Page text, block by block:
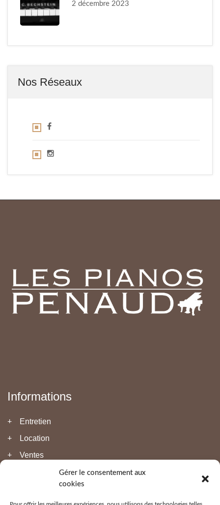
Gérer le consentement aux
cookies
2 décembre 2023
Nos Réseaux
Informations
Entretien
Location
Ventes
Mentions légales